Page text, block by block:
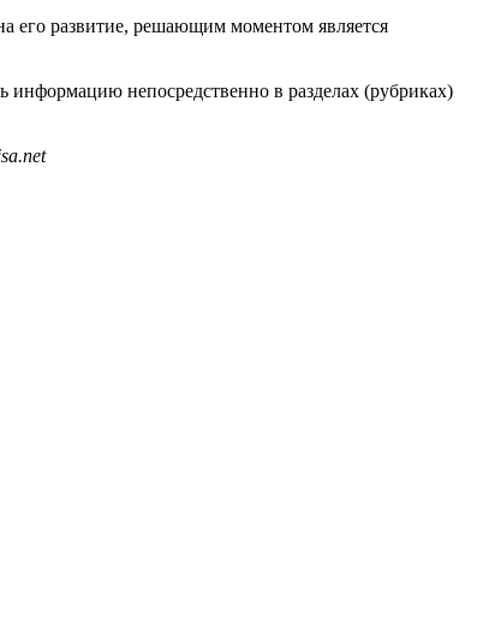
его развитие, решающим моментом является
непосредственно в разделах (рубриках)